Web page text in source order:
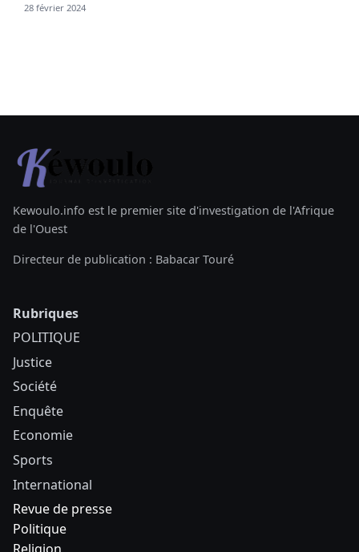
28 février 2024
Kewoulo.info est le premier site d'investigation de l'Afrique
de l'Ouest
Directeur de publication : Babacar Touré
Rubriques
POLITIQUE
Justice
Société
Enquête
Economie
Sports
International
Revue de presse
Politique